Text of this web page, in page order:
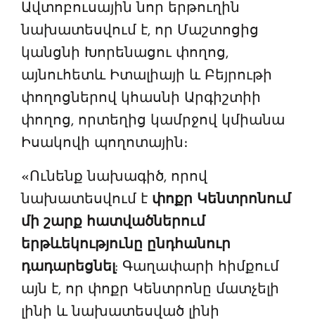
Ավտոբուսային նոր երթուղին
նախատեսվում է, որ Մաշտոցից
կանցնի Խորենացու փողոց,
այնուհետև Իտալիայի և Բեյրութի
փողոցներով կհասնի Արգիշտիի
փողոց, որտեղից կամրջով կմիանա
Իսակովի պողոտային։
«Ունենք նախագիծ, որով
նախատեսվում է փոքր Կենտրոնում
մի շարք հատվածներում
երթևեկությունը ընդհանուր
դադարեցնել: Գաղափարի հիմքում
այն է, որ փոքր Կենտրոնը մատչելի
լինի և նախատեսված լինի